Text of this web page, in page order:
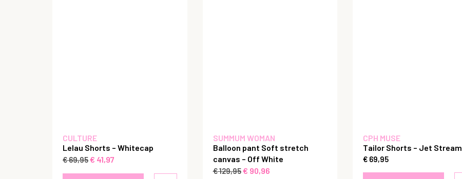
CULTURE
Lelau Shorts – Whitecap
€69,95€ 41,97
SUMMUM WOMAN
Balloon pant Soft stretch
canvas – Off White
€129,95€ 90,96
CPH MUSE
Tailor Shorts – Jet Stream
€ 69,95